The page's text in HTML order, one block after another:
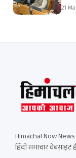
21
Himachal Now
हिंदी समाचार वेबसाइट